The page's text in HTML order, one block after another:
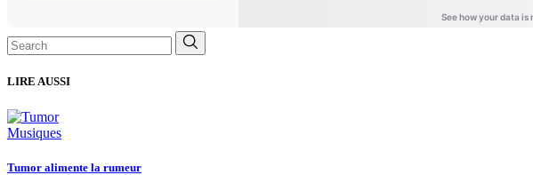
Search
for:
LIRE AUSSI
Musiques
Tumor alimente la rumeur